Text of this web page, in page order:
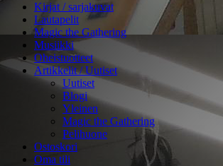
Kirjat / sarjakuvat
Lautapelit
Magic the Gathering
Musiikki
Oheistuotteet
Artikkelit / Uutiset
Uutiset
Blogi
Yleinen
Magic the Gathering
Pelihuone
Ostoskori
Oma tili